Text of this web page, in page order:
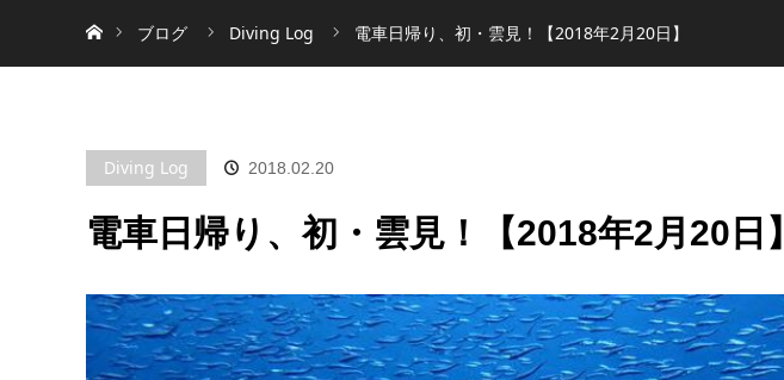
ブログ
Diving Log 電車日帰り、初・雲見！【2018年2月20日】
Diving Log 2018.02.20
電車日帰り、初・雲見！【2018年2月20日】